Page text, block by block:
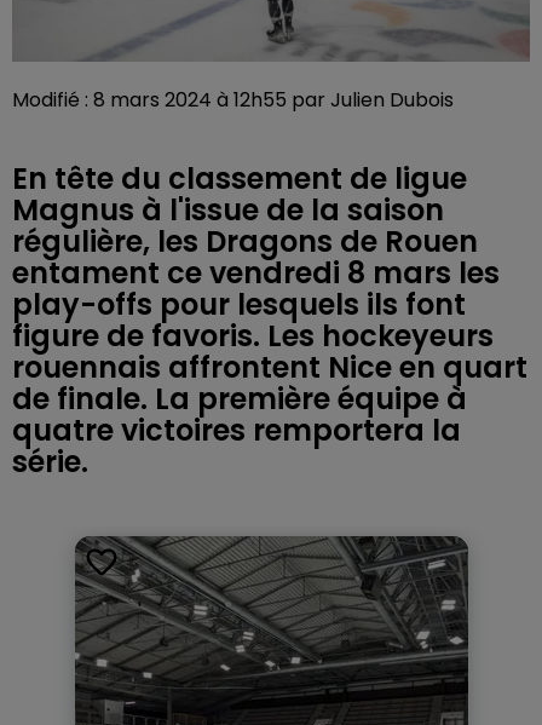
Modifié : 8 mars 2024 à 12h55 par Julien Dubois
En tête du classement de ligue
Magnus à l'issue de la saison
régulière, les Dragons de Rouen
entament ce vendredi 8 mars les
play-offs pour lesquels ils font
figure de favoris. Les hockeyeurs
rouennais affrontent Nice en quart
de finale. La première équipe à
quatre victoires remportera la
série.